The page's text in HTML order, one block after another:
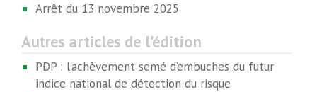
Arrêt du 13 novembre 2025
Autres articles de l'édition
PDP : l’achèvement semé d’embuches du futur
indice national de détection du risque